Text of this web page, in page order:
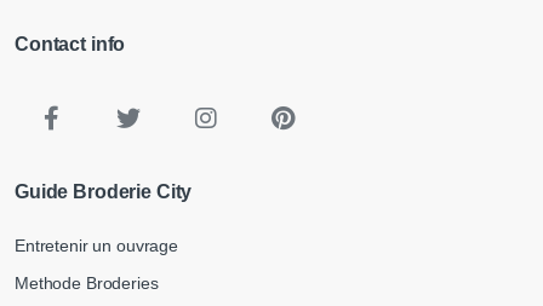
Contact info
Guide Broderie City
Entretenir un ouvrage
Methode Broderies